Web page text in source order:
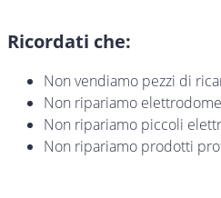
Ricordati che:
Non vendiamo pezzi di
Non ripariamo
Non ripariamo piccoli
Non ripariamo prodotti